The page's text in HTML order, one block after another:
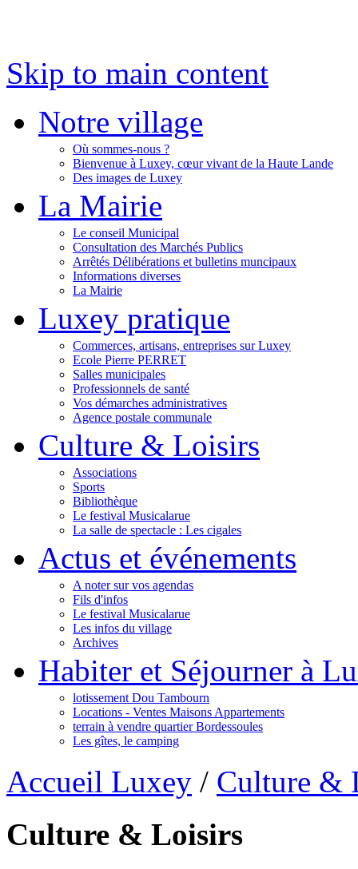
Skip to main content
Notre village
Où sommes-nous ?
Bienvenue à Luxey, cœur vivant de la Haute Lande
Des images de Luxey
La Mairie
Le conseil Municipal
Consultation des Marchés Publics
Arrêtés Délibérations et bulletins muncipaux
Informations diverses
La Mairie
Luxey pratique
Commerces, artisans, entreprises sur Luxey
Ecole Pierre PERRET
Salles municipales
Professionnels de santé
Vos démarches administratives
Agence postale communale
Culture & Loisirs
Associations
Sports
Bibliothèque
Le festival Musicalarue
La salle de spectacle : Les cigales
Actus et événements
A noter sur vos agendas
Fils d'infos
Le festival Musicalarue
Les infos du village
Archives
Habiter et Séjourner à
lotissement Dou Tambourn
Locations - Ventes Maisons Appartements
terrain à vendre quartier Bordessoules
Les gîtes, le camping
Accueil Luxey / Culture &
Culture & Loisirs